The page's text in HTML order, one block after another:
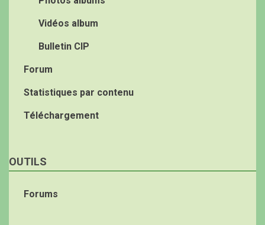
Vidéos album
Bulletin CIP
Forum
Statistiques par contenu
Téléchargement
OUTILS
Forums